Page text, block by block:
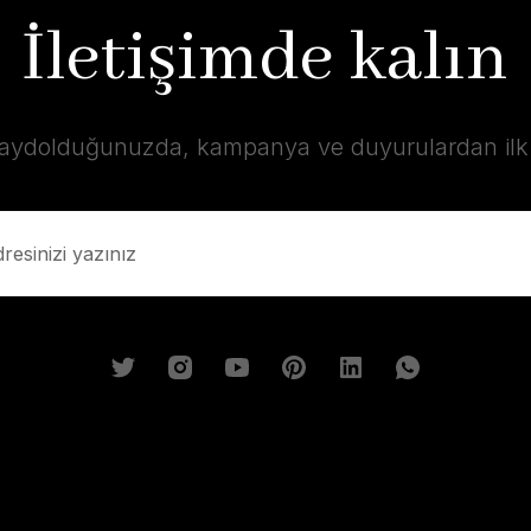
İletişimde kalın
kampanya ve duyurulardan